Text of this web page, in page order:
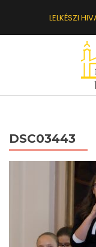
LELKÉSZI
DSC03443